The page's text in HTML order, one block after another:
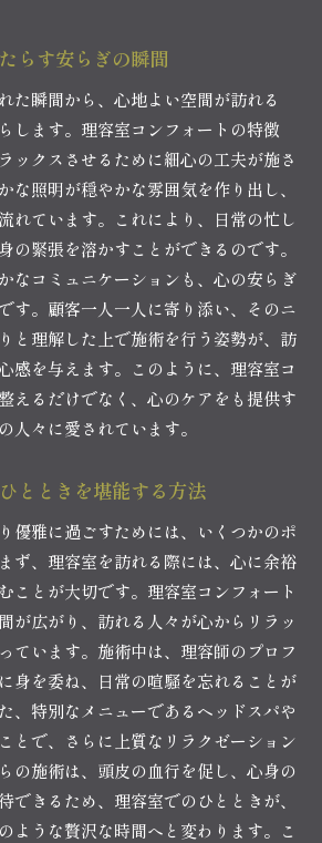
間が提供する心のリセット
見する新しい自分
み出す幸福感の理由
一瞬が日常を変える
る究極のリフレッシュ体験
供するリフレッシュメニュー
身をリフレッシュする方法
ロが施す頭皮マッサージの効果
に新鮮な気持ちに戻る理容室
アがもたらす健康効果
わう新たなリフレッシュ体験
静まる時間を過ごす
静寂が心に与える影響
る心のリセット方法
から解放される理容室の魅力
かな空間でリフレッシュ
供する心の休息時間
る心と体の贅沢な時間
感する贅沢なリラクゼーション
贅沢なひとときを楽しむ秘訣
と体を贅沢にケアする方法
術がもたらす贅沢な効果
らす安らぎの瞬間
た瞬間から、心地よい空間が訪れる
します。理容室コンフォートの特徴
ックスさせるために細心の工夫が施さ
な照明が穏やかな雰囲気を作り出し、
れています。これにより、日常の忙し
の緊張を溶かすことができるのです。
なコミュニケーションも、心の安らぎ
す。顧客一人一人に寄り添い、そのニ
と理解した上で施術を行う姿勢が、訪
感を与えます。このように、理容室コ
えるだけでなく、心のケアをも提供す
人々に愛されています。
とときを堪能する方法
優雅に過ごすためには、いくつかのポ
ず、理容室を訪れる際には、心に余裕
ことが大切です。理容室コンフォート
が広がり、訪れる人々が心からリラッ
ています。施術中は、理容師のプロフ
身を委ね、日常の喧騒を忘れることが
、特別なメニューであるヘッドスパや
とで、さらに上質なリラクゼーション
の施術は、頭皮の血行を促し、心身の
できるため、理容室でのひとときが、
ような贅沢な時間へと変わります。こ